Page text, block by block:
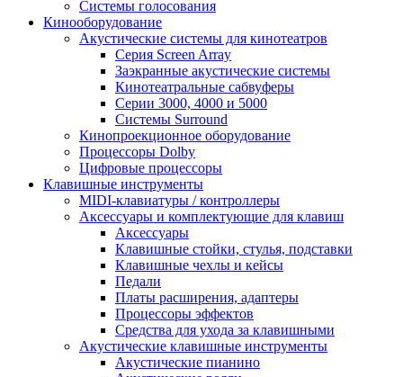
Системы голосования
Кинооборудование
Акустические системы для кинотеатров
Cерия Screen Array
Заэкранные акустические системы
Кинотеатральные сабвуферы
Серии 3000, 4000 и 5000
Системы Surround
Кинопроекционное оборудование
Процессоры Dolby
Цифровые процессоры
Клавишные инструменты
MIDI-клавиатуры / контроллеры
Аксессуары и комплектующие для клавиш
Аксессуары
Клавишные стойки, стулья, подставки
Клавишные чехлы и кейсы
Педали
Платы расширения, адаптеры
Процессоры эффектов
Средства для ухода за клавишными
Акустические клавишные инструменты
Акустические пианино